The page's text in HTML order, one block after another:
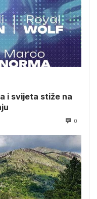
i svijeta stiže na
0